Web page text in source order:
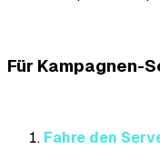
Für Kampagnen-
Fahre den